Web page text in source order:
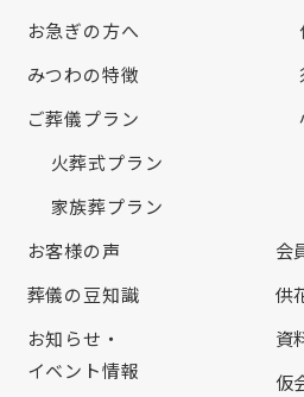
お急ぎの方へ
みつわの特徴
ご葬儀プラン
火葬式プラン
家族葬プラン
お客様の声
葬儀の豆知識
お知らせ・
イベント情報
会
供
資
仮